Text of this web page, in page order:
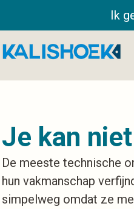
Ik
Je kan
De meeste technische
hun vakmanschap
simpelweg omdat ze